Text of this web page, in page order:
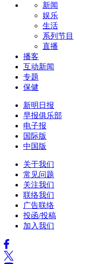
新闻
娱乐
生活
系列节目
直播
播客
互动新闻
专题
保健
新明日报
早报俱乐部
电子报
国际版
中国版
关于我们
常见问题
关注我们
联络我们
广告联络
投函/投稿
加入我们